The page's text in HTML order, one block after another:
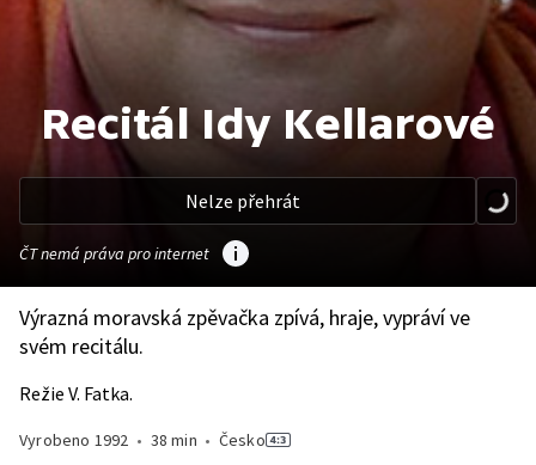
Recitál Idy Kellarové
Nelze přehrát
ČT nemá práva pro internet
Výrazná moravská zpěvačka zpívá, hraje, vypráví ve
svém recitálu.
Režie V. Fatka.
Vyrobeno 1992 • 38 min • Česko